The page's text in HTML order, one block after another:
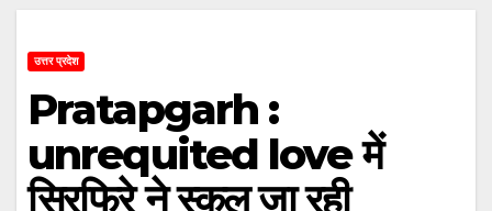
उत्तर प्रदेश
Pratapgarh :
unrequited love में
सिरफिरे ने स्कूल जा रही